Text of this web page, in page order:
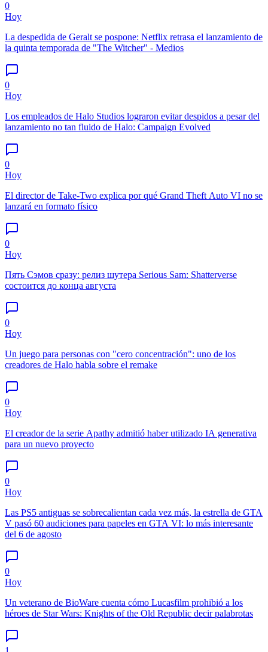
0
Hoy
La despedida de Geralt se pospone: Netflix retrasa el lanzamiento de
la quinta temporada de "The Witcher" - Medios
0
Hoy
Los empleados de Halo Studios lograron evitar despidos a pesar del
lanzamiento no tan fluido de Halo: Campaign Evolved
0
Hoy
El director de Take-Two explica por qué Grand Theft Auto VI no se
lanzará en formato físico
0
Hoy
Пять Сэмов сразу: релиз шутера Serious Sam: Shatterverse
состоится до конца августа
0
Hoy
Un juego para personas con "cero concentración": uno de los
creadores de Halo habla sobre el remake
0
Hoy
El creador de la serie Apathy admitió haber utilizado IA generativa
para un nuevo proyecto
0
Hoy
Las PS5 antiguas se sobrecalientan cada vez más, la estrella de GTA
V pasó 60 audiciones para papeles en GTA VI: lo más interesante
del 6 de agosto
0
Hoy
Un veterano de BioWare cuenta cómo Lucasfilm prohibió a los
héroes de Star Wars: Knights of the Old Republic decir palabrotas